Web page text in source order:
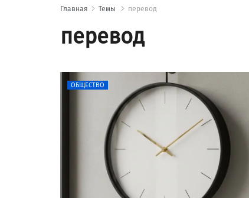
Главная Темы перевод
перевод
ОБЩЕСТВО